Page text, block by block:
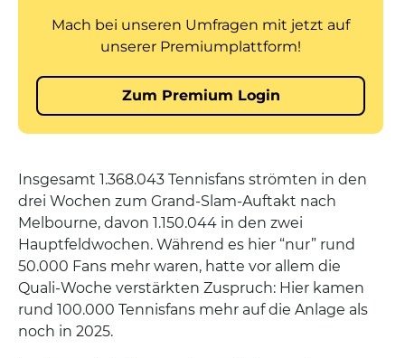
Insgesamt 1.368.043 Tennisfans strömten in den
drei Wochen zum Grand-Slam-Auftakt nach
Melbourne, davon 1.150.044 in den zwei
Hauptfeldwochen. Während es hier “nur” rund
50.000 Fans mehr waren, hatte vor allem die
Quali-Woche verstärkten Zuspruch: Hier kamen
rund 100.000 Tennisfans mehr auf die Anlage als
noch in 2025.